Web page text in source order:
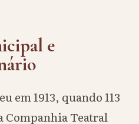
e
em 1913, quando 113
Companhia Teatral